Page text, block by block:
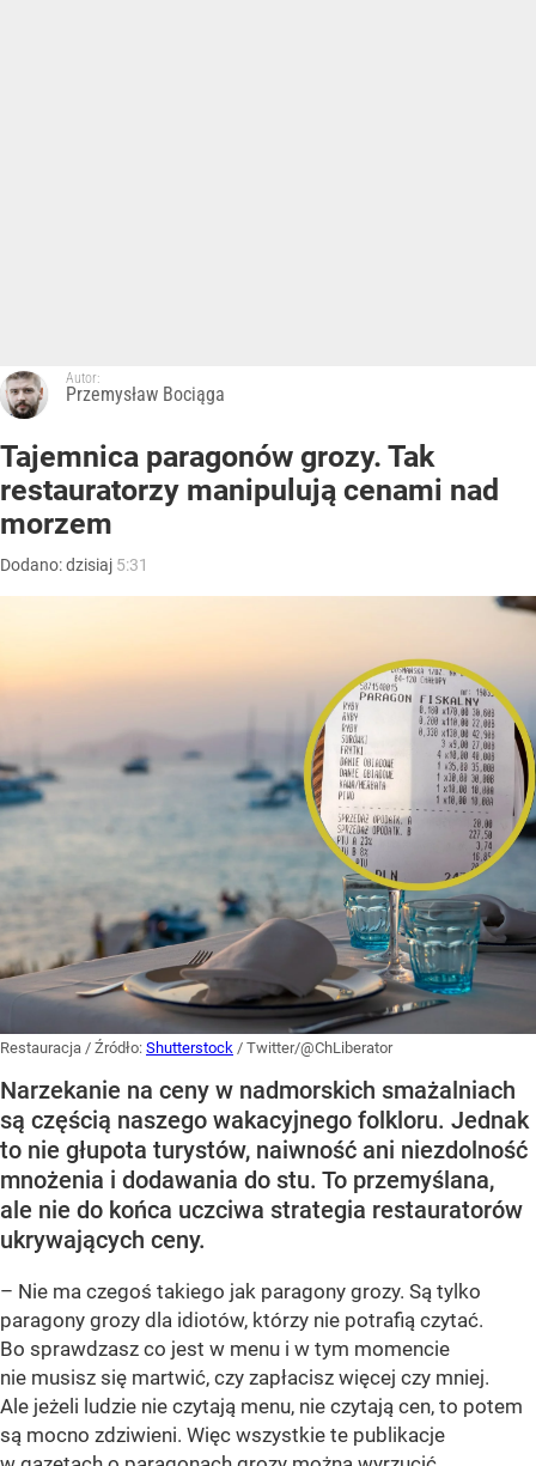
Autor:
Przemysław Bociąga
Tajemnica paragonów grozy. Tak
restauratorzy manipulują cenami nad
morzem
Dodano:dzisiaj 5:31
Restauracja / Źródło: Shutterstock / Twitter/@ChLiberator
Narzekanie na ceny w nadmorskich smażalniach
są częścią naszego wakacyjnego folkloru. Jednak
to nie głupota turystów, naiwność ani niezdolność
mnożenia i dodawania do stu. To przemyślana,
ale nie do końca uczciwa strategia restauratorów
ukrywających ceny.
– Nie ma czegoś takiego jak paragony grozy. Są tylko
paragony grozy dla idiotów, którzy nie potrafią czytać.
Bo sprawdzasz co jest w menu i w tym momencie
nie musisz się martwić, czy zapłacisz więcej czy mniej.
Ale jeżeli ludzie nie czytają menu, nie czytają cen, to potem
są mocno zdziwieni. Więc wszystkie te publikacje